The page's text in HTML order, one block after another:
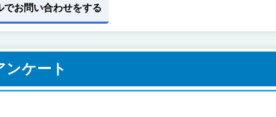
でお問い合わせをする
ンケート